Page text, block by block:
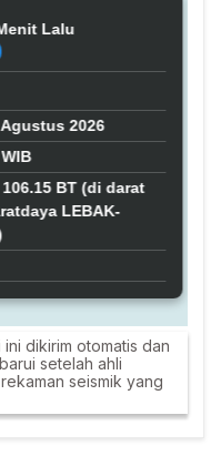
dikirim otomatis dan
setelah ahli
seismik yang